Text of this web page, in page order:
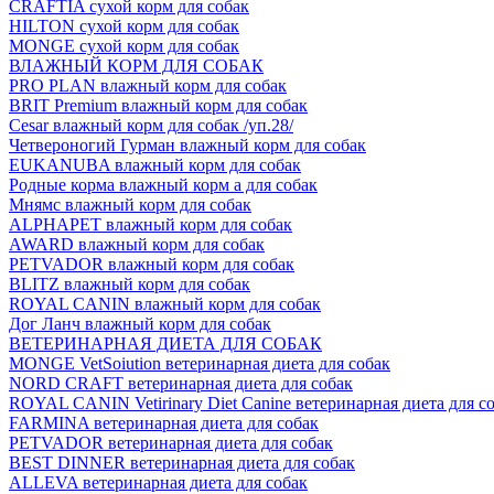
CRAFTIA сухой корм для собак
HILTON сухой корм для собак
MONGE сухой корм для собак
ВЛАЖНЫЙ КОРМ ДЛЯ СОБАК
PRO PLAN влажный корм для собак
BRIT Premium влажный корм для собак
Cesar влажный корм для собак /уп.28/
Четвероногий Гурман влажный корм для собак
EUKANUBA влажный корм для собак
Родные корма влажный корм а для собак
Мнямс влажный корм для собак
ALPHAPET влажный корм для собак
AWARD влажный корм для собак
PETVADOR влажный корм для собак
BLITZ влажный корм для собак
ROYAL CANIN влажный корм для собак
Дог Ланч влажный корм для собак
ВЕТЕРИНАРНАЯ ДИЕТА ДЛЯ СОБАК
MONGE VetSoiution ветеринарная диета для собак
NORD CRAFT ветеринарная диета для собак
ROYAL CANIN Vetirinary Diet Canine ветеринарная диета для
FARMINA ветеринарная диета для собак
PETVADOR ветеринарная диета для собак
BEST DINNER ветеринарная диета для собак
ALLEVA ветеринарная диета для собак